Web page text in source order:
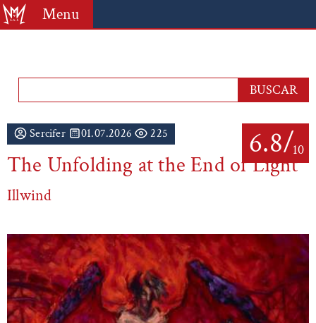
Menu
6.8/10
Sercifer 01.07.2026 225
The Unfolding at the End of Light
Illwind